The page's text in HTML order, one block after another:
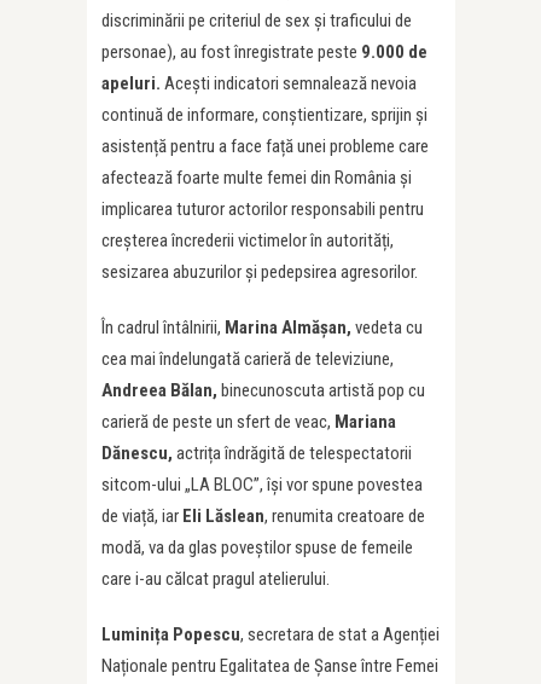
discriminării pe criteriul de sex și traficului de
personae), au fost înregistrate peste 9.000 de
apeluri. Acești indicatori semnalează nevoia
continuă de informare, conștientizare, sprijin și
asistență pentru a face față unei probleme care
afectează foarte multe femei din România și
implicarea tuturor actorilor responsabili pentru
creșterea încrederii victimelor în autorități,
sesizarea abuzurilor și pedepsirea agresorilor.
În cadrul întâlnirii, Marina Almășan, vedeta cu
cea mai îndelungată carieră de televiziune,
Andreea Bălan, binecunoscuta artistă pop cu
carieră de peste un sfert de veac, Mariana
Dănescu, actrița îndrăgită de telespectatorii
sitcom-ului „LA BLOC”, își vor spune povestea
de viață, iar Eli Lăslean, renumita creatoare de
modă, va da glas poveștilor spuse de femeile
care i-au călcat pragul atelierului.
Luminița Popescu, secretara de stat a Agenției
Naționale pentru Egalitatea de Șanse între Femei